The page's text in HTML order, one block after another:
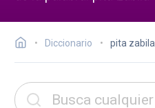
Diccionario pita zabila